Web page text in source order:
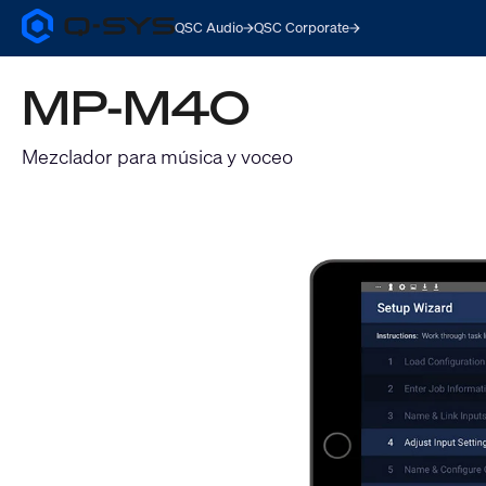
Q-
SYS
Products
Homepage
QSC Audio QSC Corporate
MP-M40
Mezclador para música y voceo